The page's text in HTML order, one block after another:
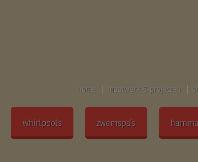
home maatwerk & projecten
whirlpools zwemspa’s